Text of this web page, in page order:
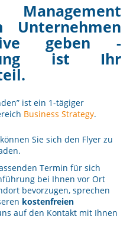
geben -
ist Ihr
ist ein 1-tägiger
Business Strategy.
Sie sich den Flyer zu
Termin für sich
bei Ihnen vor Ort
bevorzugen, sprechen
kostenfreien
auf den Kontakt mit Ihnen